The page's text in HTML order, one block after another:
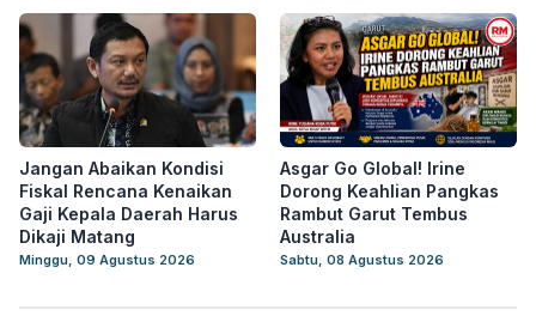
Jangan Abaikan Kondisi
Fiskal Rencana Kenaikan
Gaji Kepala Daerah Harus
Dikaji Matang
Minggu, 09 Agustus 2026
Asgar Go Global! Irine
Dorong Keahlian Pangkas
Rambut Garut Tembus
Australia
Sabtu, 08 Agustus 2026